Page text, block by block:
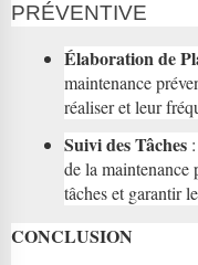
PRÉVENTIVE
Élaboration de
maintenance
réaliser et leur
Suivi des Tâches
de la maintenance
tâches et garantir
CONCLUSION